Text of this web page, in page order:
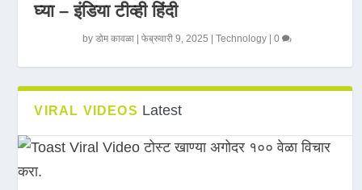
घ्या – इंडिया टीव्ही हिंदी
byडोम कावळा |फेब्रुवारी 9, 2025 |Technology |0
VIRAL VIDEOS Latest